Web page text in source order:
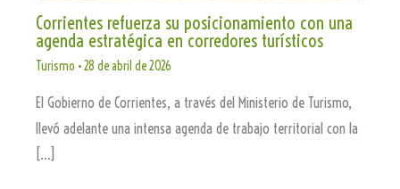
Corrientes refuerza su posicionamiento con una
agenda estratégica en corredores turísticos
Turismo •28 de abril de 2026
El Gobierno de Corrientes, a través del Ministerio de Turismo,
llevó adelante una intensa agenda de trabajo territorial con la
[…]